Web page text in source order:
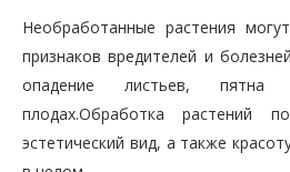
Необработанные растения
признаков вредителей и
опадение листьев,
плодах.Обработка растений
эстетический вид, а также